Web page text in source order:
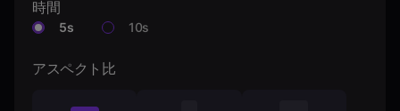
時間
5s 10s
アスペクト比